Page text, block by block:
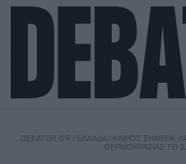
DEBATER.GR / ΕΛΛΑΔΑ/ ΚΑΙΡΌΣ ΣΉΜΕΡΑ:
ΘΕΡΜΟΚΡΑΣΊΑΣ ΤΟ